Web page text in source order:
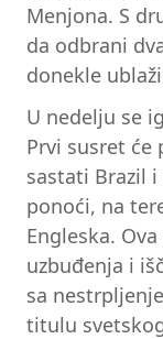
Menjona. S
da odbrani
donekle
U nedelju se
Prvi susret će
sastati Brazil
ponoći, na
Engleska.
uzbuđenja i
sa
titulu